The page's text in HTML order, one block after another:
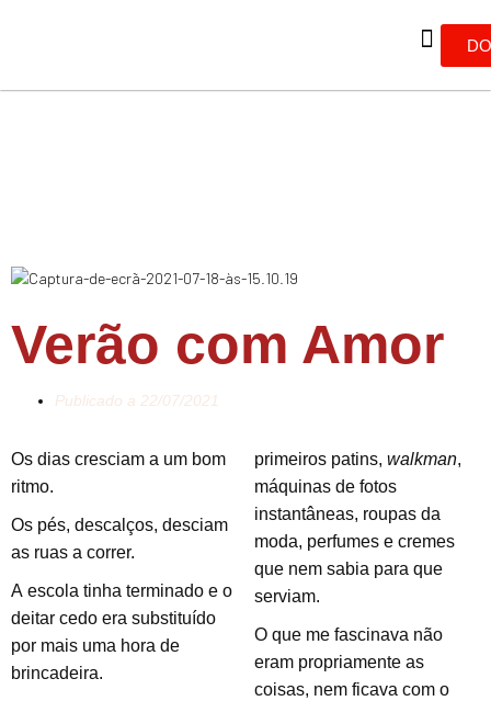
Verão com Amor
Publicado a 22/07/2021
Os dias cresciam a um bom
ritmo.
Os pés, descalços, desciam
as ruas a correr.
A escola tinha terminado e o
deitar cedo era substituído
por mais uma hora de
brincadeira.
primeiros patins, walkman,
máquinas de fotos
instantâneas, roupas da
moda, perfumes e cremes
que nem sabia para que
serviam.
O que me fascinava não
eram propriamente as
coisas, nem ficava com o